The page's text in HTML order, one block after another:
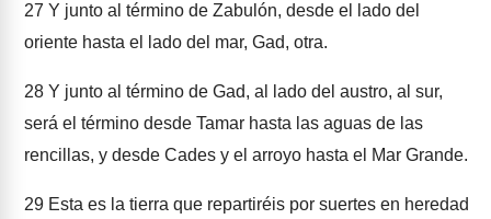
27 Y junto al término de Zabulón, desde el lado del
oriente hasta el lado del mar, Gad, otra.
28 Y junto al término de Gad, al lado del austro, al sur,
será el término desde Tamar hasta las aguas de las
rencillas, y desde Cades y el arroyo hasta el Mar Grande.
29 Esta es la tierra que repartiréis por suertes en heredad